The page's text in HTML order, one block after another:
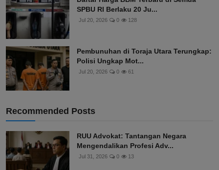
SPBU RI Berlaku 20 Ju...
Jul 20, 2026 0 128
Pembunuhan di Toraja Utara Terungkap:
Polisi Ungkap Mot...
Jul 20, 2026 0 61
Recommended Posts
RUU Advokat: Tantangan Negara
Mengendalikan Profesi Adv...
Jul 31, 2026 0 13